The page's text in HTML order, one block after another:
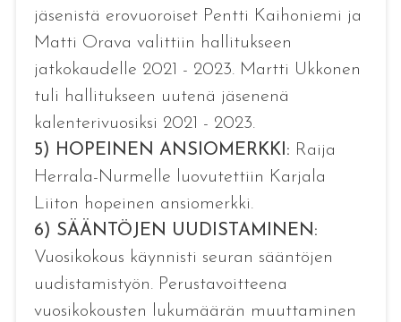
jäsenistä erovuoroiset Pentti Kaihoniemi ja
Matti Orava valittiin hallitukseen
jatkokaudelle 2021 - 2023. Martti Ukkonen
tuli hallitukseen uutenä jäsenenä
kalenterivuosiksi 2021 - 2023.
5) HOPEINEN ANSIOMERKKI: Raija
Herrala-Nurmelle luovutettiin Karjala
Liiton hopeinen ansiomerkki.
6) SÄÄNTÖJEN UUDISTAMINEN:
Vuosikokous käynnisti seuran sääntöjen
uudistamistyön. Perustavoitteena
vuosikokousten lukumäärän muuttaminen